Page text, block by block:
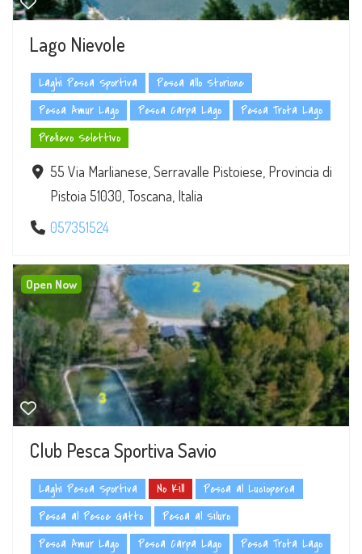
Lago Nievole
Laghi Pesca Sportiva
Pesca allo Storione
Pesca Amur Lago
Pesca Carpa Lago
Pesca Trota Lago
Prelievo Selettivo
55 Via Marlianese, Serravalle Pistoiese, Provincia di
Pistoia 51030, Toscana, Italia
057351524
Club Pesca Sportiva Savio
Laghi Pesca Sportiva No Kill
Pesca al Lucioperca
Pesca al Pesce Gatto
Pesca al Siluro
Pesca Amur Lago
Pesca Carpa Lago
Pesca Trota Lago
Open Now